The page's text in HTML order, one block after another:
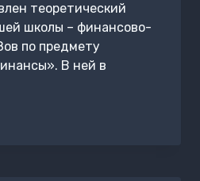
теоретический
школы – финансово-
по предмету
В ней в